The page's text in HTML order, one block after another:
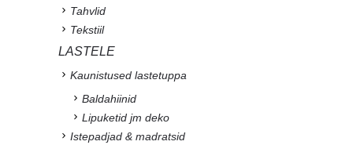
Tahvlid
Tekstiil
LASTELE
Kaunistused lastetuppa
Baldahiinid
Lipuketid jm deko
Istepadjad & madratsid